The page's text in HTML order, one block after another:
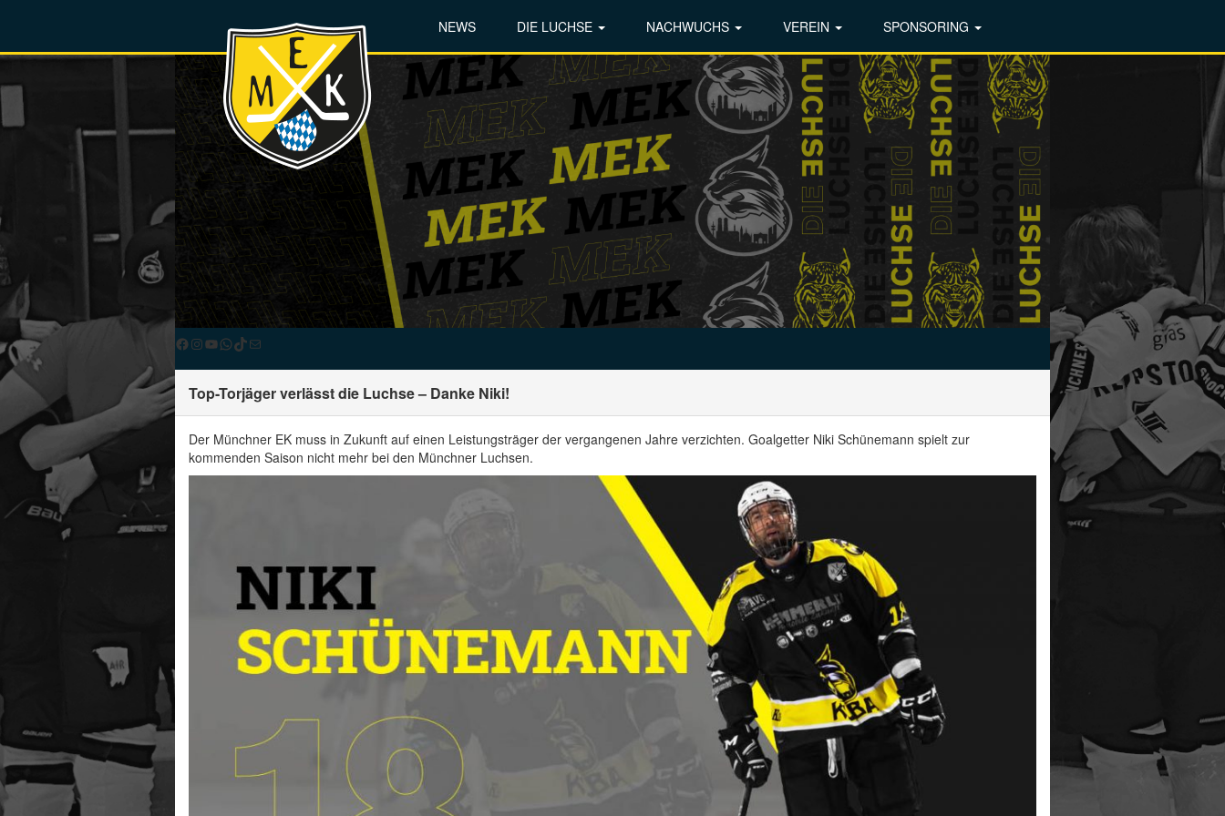
NEWS DIE LUCHSE NACHWUCHS VEREIN SPONSORING
Facebook
Instagram
YouTube
WhatsApp
TikTok
E-Mail
Top-Torjäger verlässt die Luchse – Danke Niki!
Der Münchner EK muss in Zukunft auf einen Leistungsträger der vergangenen Jahre verzichten. Goalgetter Niki Schünemann spielt zur
kommenden Saison nicht mehr bei den Münchner Luchsen.